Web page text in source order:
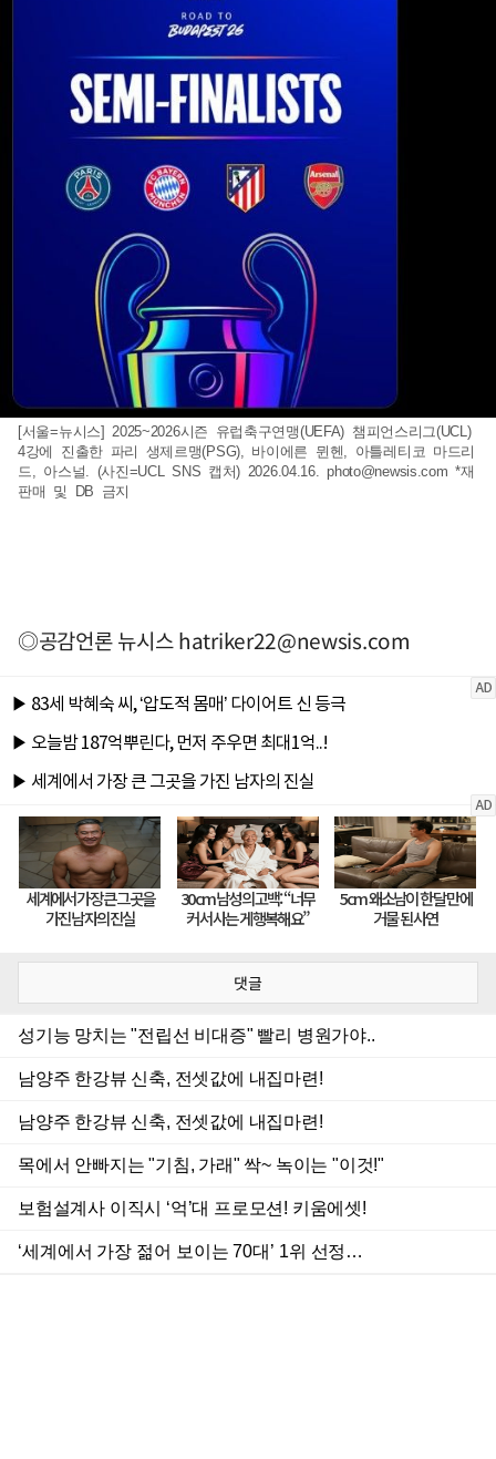
[서울=뉴시스] 2025~2026시즌 유럽축구연맹(UEFA) 챔피언스리그(UCL)
4강에 진출한 파리 생제르맹(PSG), 바이에른 뮌헨, 아틀레티코 마드리
드, 아스널. (사진=UCL SNS 캡처) 2026.04.16.photo@newsis.com *재
판매 및 DB 금지
◎공감언론 뉴시스hatriker22@newsis.com
댓글